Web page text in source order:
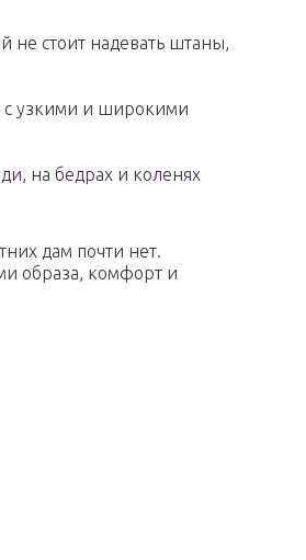
не стоит надевать штаны,
с узкими и широкими
на бедрах и коленях
дам почти нет.
образа, комфорт и